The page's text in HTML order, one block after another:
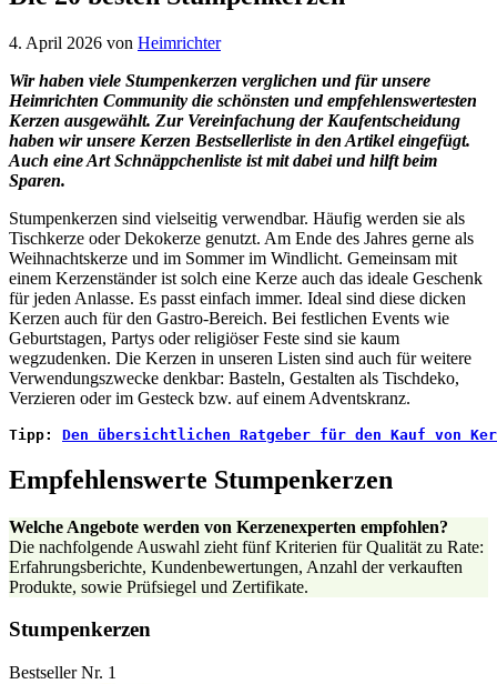
4. April 2026 von Heimrichter
Wir haben viele Stumpenkerzen verglichen und für unsere
Heimrichten Community die schönsten und empfehlenswertesten
Kerzen ausgewählt. Zur Vereinfachung der Kaufentscheidung
haben wir unsere Kerzen Bestsellerliste in den Artikel eingefügt.
Auch eine Art Schnäppchenliste ist mit dabei und hilft beim
Sparen.
Stumpenkerzen sind vielseitig verwendbar. Häufig werden sie als
Tischkerze oder Dekokerze genutzt. Am Ende des Jahres gerne als
Weihnachtskerze und im Sommer im Windlicht. Gemeinsam mit
einem Kerzenständer ist solch eine Kerze auch das ideale Geschenk
für jeden Anlasse. Es passt einfach immer. Ideal sind diese dicken
Kerzen auch für den Gastro-Bereich. Bei festlichen Events wie
Geburtstagen, Partys oder religiöser Feste sind sie kaum
wegzudenken. Die Kerzen in unseren Listen sind auch für weitere
Verwendungszwecke denkbar: Basteln, Gestalten als Tischdeko,
Verzieren oder im Gesteck bzw. auf einem Adventskranz.
Tipp: Den übersichtlichen Ratgeber für den Kauf von
Empfehlenswerte Stumpenkerzen
Welche Angebote werden von Kerzenexperten empfohlen?
Die nachfolgende Auswahl zieht fünf Kriterien für Qualität zu Rate:
Erfahrungsberichte, Kundenbewertungen, Anzahl der verkauften
Produkte, sowie Prüfsiegel und Zertifikate.
Stumpenkerzen
Bestseller Nr. 1